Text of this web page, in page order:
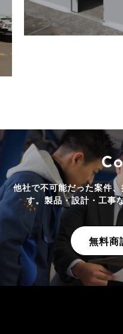
他社で不可能だった案件
す。 製品・設計・工事
無料商